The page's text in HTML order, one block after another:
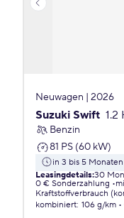
Neuwagen | 2026
Suzuki Swift 1.2
Benzin
81 PS (60 kW)
in 3 bis 5 Monaten
Leasingdetails:30
0 € Sonderzahlung
Kraftstoffverbrauch
kombiniert: 106 g/km